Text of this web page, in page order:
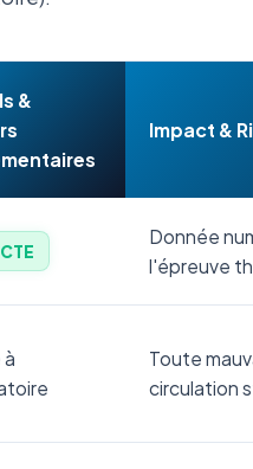
&
Impact &
Donnée
l'épreuve
à
Toute
circulation